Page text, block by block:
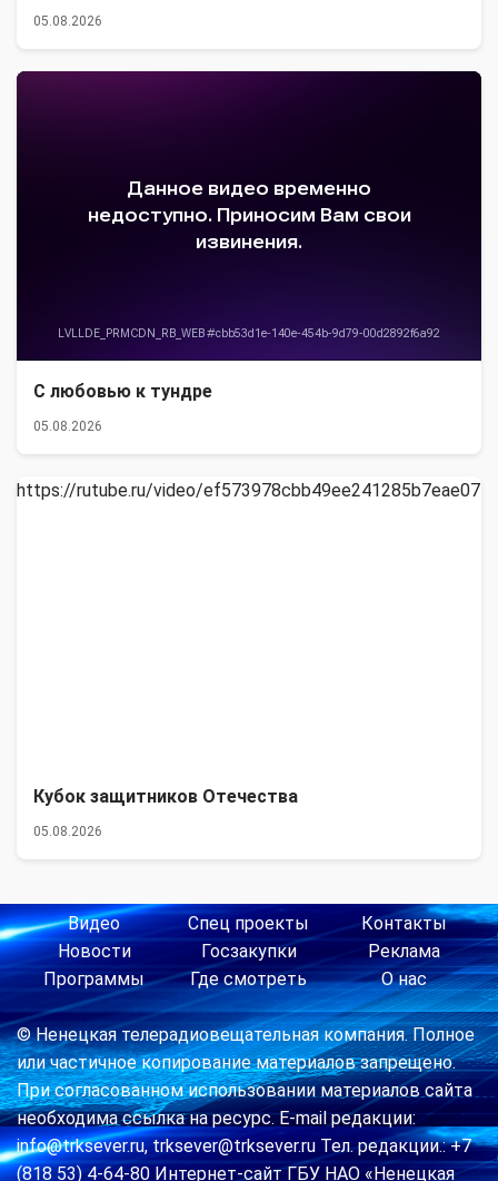
05.08.2026
С любовью к тундре
05.08.2026
https://rutube.ru/video/
Кубок защитников Отечества
05.08.2026
Видео
Новости
Программы
Спец проекты
Госзакупки
Где смотреть
Контакты
Реклама
О нас
© Ненецкая телерадиовещательная компания. Полное
или частичное копирование материалов запрещено.
При согласованном использовании материалов сайта
необходима ссылка на ресурс. E-mail редакции:
info@trksever.ru, trksever@trksever.ru Тел. редакции.: +7
(818 53) 4-64-80 Интернет-сайт ГБУ НАО «Ненецкая